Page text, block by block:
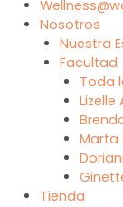
Nosotros
Nuestra
Facultad
Toda
Lizelle
Marta
Tienda